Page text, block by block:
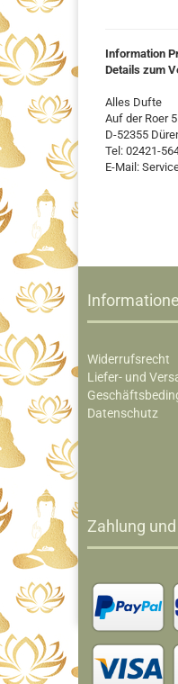
Information
Details zum
Alles Dufte
Auf der Roer 5
D-52355
Tel: 02421-
E-Mail:
Widerrufsrecht
Liefer- und
Datenschutz
Zahlung